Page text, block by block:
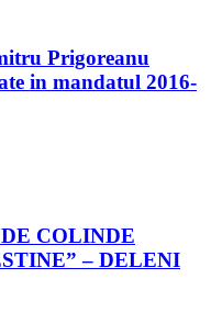
Prigoreanu
in mandatul 2016-
COLINDE
– DELENI